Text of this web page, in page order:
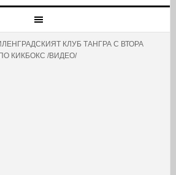
КЛУБ ТАНГРА С ВТОРА
КИКБОКС /ВИДЕО/